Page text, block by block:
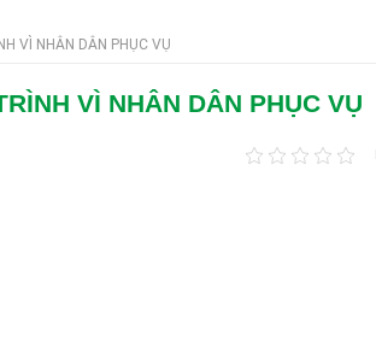
VÌ NHÂN DÂN PHỤC VỤ
VÌ NHÂN DÂN PHỤC VỤ